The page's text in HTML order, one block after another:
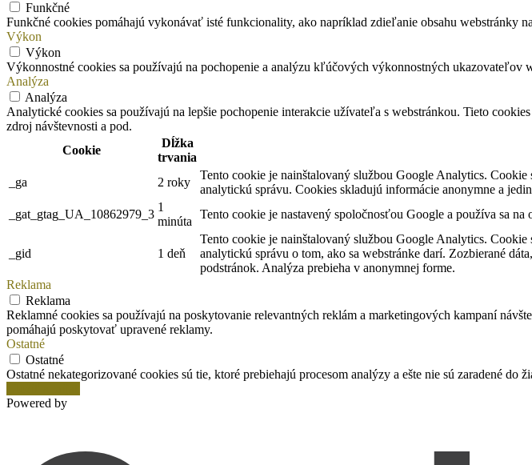
Funkčné
Funkčné cookies pomáhajú vykonávať isté funkcionality, ako napríklad zdieľanie obsahu webstránky
Výkon
Výkon
Výkonnostné cookies sa používajú na pochopenie a analýzu kľúčových výkonnostných
Analýza
Analýza
Analytické cookies sa používajú na lepšie pochopenie interakcie užívateľa s webstránkou. Tieto
zdroj návštevnosti a pod.
Cookie
Dĺžka
trvania
_ga 2 roky
Tento cookie je nainštalovaný službou Google Analytics.
analytickú správu. Cookies skladujú informácie anonymne a
_gat_gtag_UA_10862979_3
1
minúta
Tento cookie je nastavený spoločnosťou Google a používa sa
_gid 1 deň
Tento cookie je nainštalovaný službou Google Analytics.
analytickú správu o tom, ako sa webstránke darí. Zozbierané
podstránok. Analýza prebieha v anonymnej forme.
Reklama
Reklama
Reklamné cookies sa používajú na poskytovanie relevantných reklám a marketingových kampaní
pomáhajú poskytovať upravené reklamy.
Ostatné
Ostatné
Ostatné nekategorizované cookies sú tie, ktoré prebiehajú procesom analýzy a ešte nie sú zaradené do
Powered by